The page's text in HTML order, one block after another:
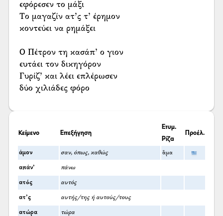
εφόρεσεν το μάξι
Το μαγαζίν ατ’ς τ’ έρημον
κοντεύει να ρημάξει
Ο Πέτρον τη κασάπ’ ο γιον
ευτάει τον δικηγόρον
Γυρίζ’ και λέει επλέρωσεν
δύο χιλιάδες φόρο
Κείμενο Επεξήγηση
Ετυμ.
Ρίζα
Προέλ.
άμον σαν, όπως, καθώς ἅμα
απάν’ πάνω
ατός αυτός
ατ’ς αυτής/της ή αυτούς/τους
ατώρα τώρα